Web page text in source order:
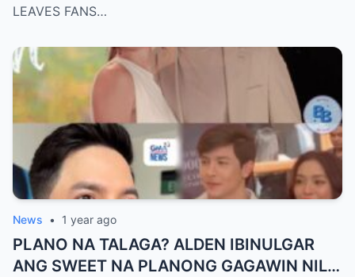
LEAVES FANS…
News • 1 year ago
PLANO NA TALAGA? ALDEN IBINULGAR
ANG SWEET NA PLANONG GAGAWIN NILA